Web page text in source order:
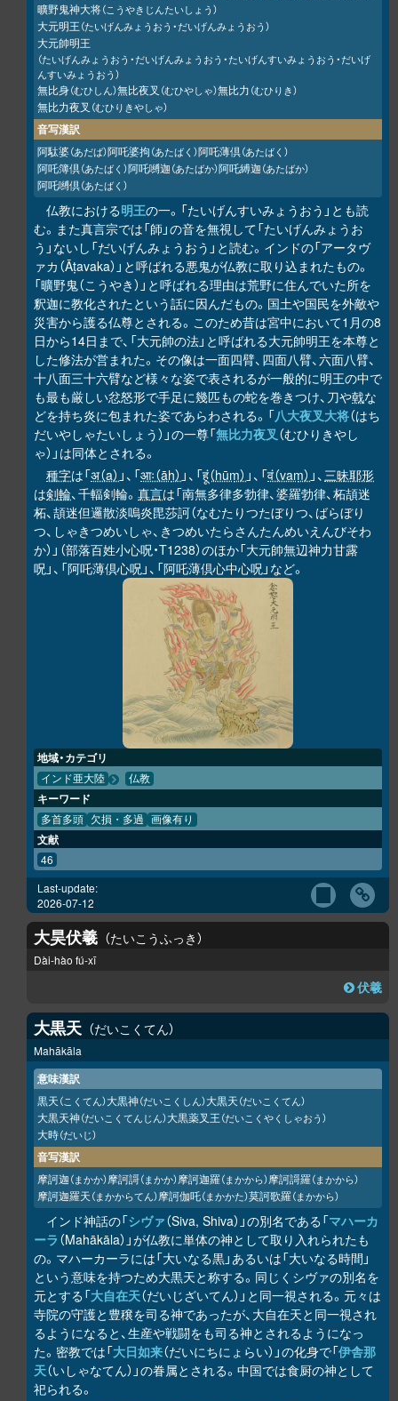
曠野鬼神大将（こうやきじんたいしょう）
大元明王（たいげんみょうおう・だいげんみょうおう）
大元帥明王
（たいげんみょうおう・だいげんみょうおう・たいげんすいみょうおう・だいげ
んすいみょうおう）
無比身（むひしん）無比夜叉 （むひやしゃ）無比力（むひりき）
無比力夜叉 （むひりきやしゃ）
音写漢訳
阿駄婆（あだば）阿吒婆拘（あたばく）阿吒薄倶（あたばく）
阿吒簿倶（あたばく）阿吒嚩迦（あたばか）阿吒縛迦（あたばか）
阿吒嚩倶（あたばく）
仏教における明王の一。「たいげんすいみょうおう」とも読
む。また真言宗では「師」の音を無視して「たいげんみょうお
う」ないし「だいげんみょうおう」と読む。インドの「アータヴ
ァカ（Āṭavaka）」と呼ばれる悪鬼が仏教に取り込まれたもの。
「曠野鬼（こうやき）」と呼ばれる理由は荒野に住んでいた所を
釈迦に教化されたという話に因んだもの。国土や国民を外敵や
災害から護る仏尊とされる。このため昔は宮中において1月の8
日から14日まで、「大元帥の法」と呼ばれる大元帥明王を本尊と
した修法が営まれた。その像は一面四臂、四面八臂、六面八臂、
十八面三十六臂など様々な姿で表されるが一般的に明王の中で
も最も厳しい忿怒形で手足に幾匹もの蛇を巻きつけ、刀や戟な
どを持ち炎に包まれた姿であらわされる。「八大夜叉大将（はち
だいやしゃたいしょう）」の一尊「無比力夜叉（むひりきやし
ゃ）」は同体とされる。
種字は「अ（a） 」、「आः（āḥ） 」、「हूं（hūṃ） 」、「वं（vaṃ） 」、三昧耶形
は剣輪、千輻剣輪。 真言は「南無多律多勃律、婆羅勃律、柘頡迷
柘、頡迷但邏散淡嗚炎毘莎訶（なむたりつたぼりつ、ばらぼり
つ、しゃきつめいしゃ、きつめいたらさんたんめいえんびそわ
か）」（部落百姓小心呪・T1238）のほか「大元帥無辺神力甘露
呪」、「阿吒薄倶心呪」、「阿吒薄倶心中心呪」など。
地域・カテゴリ
インド亜大陸 仏教
キーワード
多首多頭 欠損・多過 画像有り
文献
46
Last-update:
2026-07-12
大昊伏羲 たいこうふっき
Dài-hào fú-xī
伏羲
大黒天 だいこくてん
Mahākāla
意味漢訳
黒天（こくてん）大黒神（だいこくしん）大黒天（だいこくてん）
大黒天神（だいこくてんじん）大黒薬叉王（だいこくやくしゃおう）
大時（だいじ）
音写漢訳
摩訶迦（まかか）摩訶謌（まかか）摩訶迦羅（まかから）摩訶謌羅（まかから）
摩訶迦羅天（まかからてん）摩訶伽吒（まかかた）莫訶歌羅（まかから）
インド神話の「シヴァ（Siva, Shiva）」の別名である「マハーカ
ーラ （Mahākāla）」が仏教に単体の神として取り入れられたも
の。マハーカーラには「大いなる黒」あるいは「大いなる時間」
という意味を持つため大黒天と称する。同じくシヴァの別名を
元とする「大自在天（だいじざいてん）」と同一視される。元々は
寺院の守護と豊穣を司る神であったが、大自在天と同一視され
るようになると、生産や戦闘をも司る神とされるようになっ
た。密教では「大日如来（だいにちにょらい）」の化身で「伊舎那
天（いしゃなてん）」の眷属とされる。中国では食厨の神として
祀られる。